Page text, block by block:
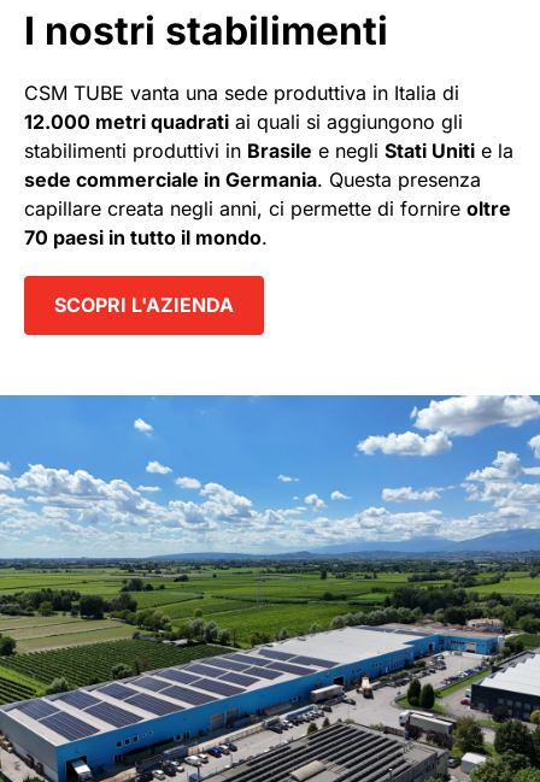
I nostri stabilimenti
CSM TUBE vanta una sede produttiva in Italia di
12.000 metri quadrati ai quali si aggiungono gli
stabilimenti produttivi in Brasile e negli Stati Uniti e la
sede commerciale in Germania. Questa presenza
capillare creata negli anni, ci permette di fornire oltre
70 paesi in tutto il mondo.
SCOPRI L'AZIENDA